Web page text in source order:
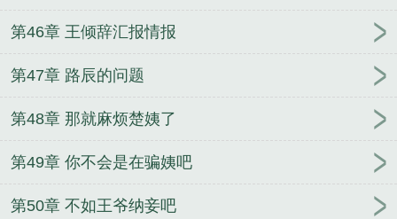
第46章 王倾辞汇报情报
第47章 路辰的问题
第48章 那就麻烦楚姨了
第49章 你不会是在骗姨吧
第50章 不如王爷纳妾吧